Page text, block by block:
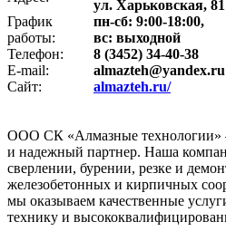
ул. Харьковская, 81
График
работы:
пн-сб: 9:00-18:00,
вс: выходной
Телефон:
8 (3452) 34-40-38
E-mail:
almazteh@yandex.ru
Сайт:
almazteh.ru/
ООО СК «Алмазные
и надежный партнер. Наша
сверлении, бурении, резке и
железобетонных и кирпичных
мы оказываем качественные
технику и